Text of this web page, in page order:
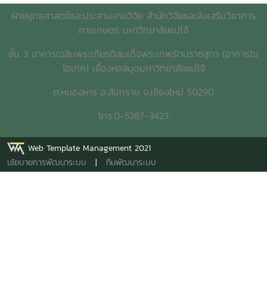
2015. วารสาร, ข่าวสารต่างๆ วารสารโครงการหลวง ฉบับประจำ
พ.ศ. 2558 วารสารทิศไท ฉบับประจำเดือน มิถุนายน 2558
อนุสารอุดมศึกษา. ฉบับประจำเดือน พฤษภาคม 2558 วารสาร
การพยากรณ์ผลผลิตการเกษตร ฉบับประจำเดือน มีนาคม
2558 วารสารวิจัยและส่งเสริมวิชาการการเกษตร ฉบับประจำ
สมบูรณ์Download Full Textดาวน์โหลดรายการหนังสือ
ฝ่ายยุทธศาสตร์และประสานงานวิจัย สำนักวิจัยและส่งเสริมวิชาการ
การเกษตร มหาวิทยาลัยแม่โจ้
ชั้น 3 อาคารเฉลิมพระเกียรติสมเด็จพระเทพรัตนราชสุดา (อาคารไบ
โอเทค) เยื้องหอสมุดมหาวิทยาลัยแม่โจ้
ต.หนองหาร อ.สันทราย จ.เชียงใหม่ 50290
โทร.0-5387-3423
Web Template Management 2021
นโยบายการพัฒนาระบบ | ทีมพัฒนาระบบ